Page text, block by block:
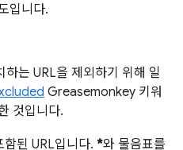
입니다.
는 URL을 제외하기 위해 일
Greasemonkey 키워
것입니다.
된 URL입니다. *와 물음표를